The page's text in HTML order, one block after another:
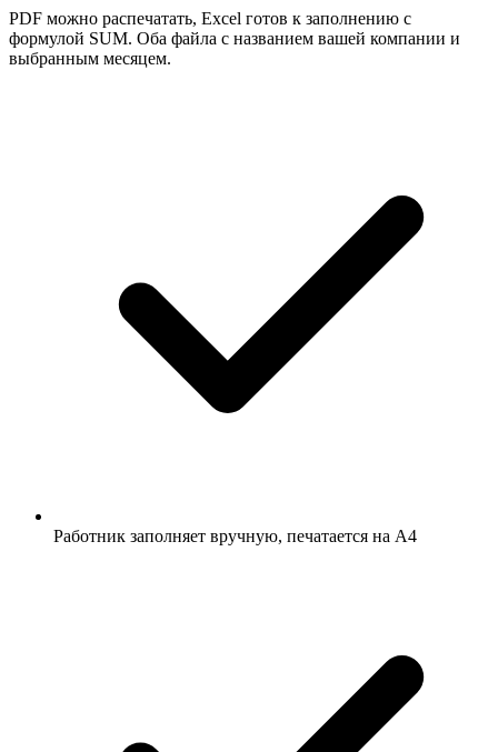
PDF можно распечатать, Excel готов к заполнению с
формулой SUM. Оба файла с названием вашей компании и
выбранным месяцем.
Работник заполняет вручную, печатается на A4